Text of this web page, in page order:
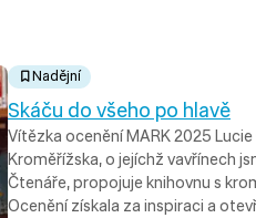
Nadějní
Skáču do všeho po hlavě
Vítězka ocenění MARK 2025
Kroměřížska, o jejíchž vavřínech
Čtenáře, propojuje knihovnu s
Ocenění získala za inspiraci a